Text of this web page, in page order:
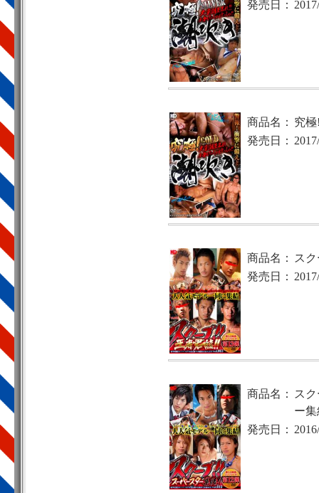
発売日：
商品名： 究
発売日：
商品名：
ス
発売日：
商品名：
ス
ー
発売日：